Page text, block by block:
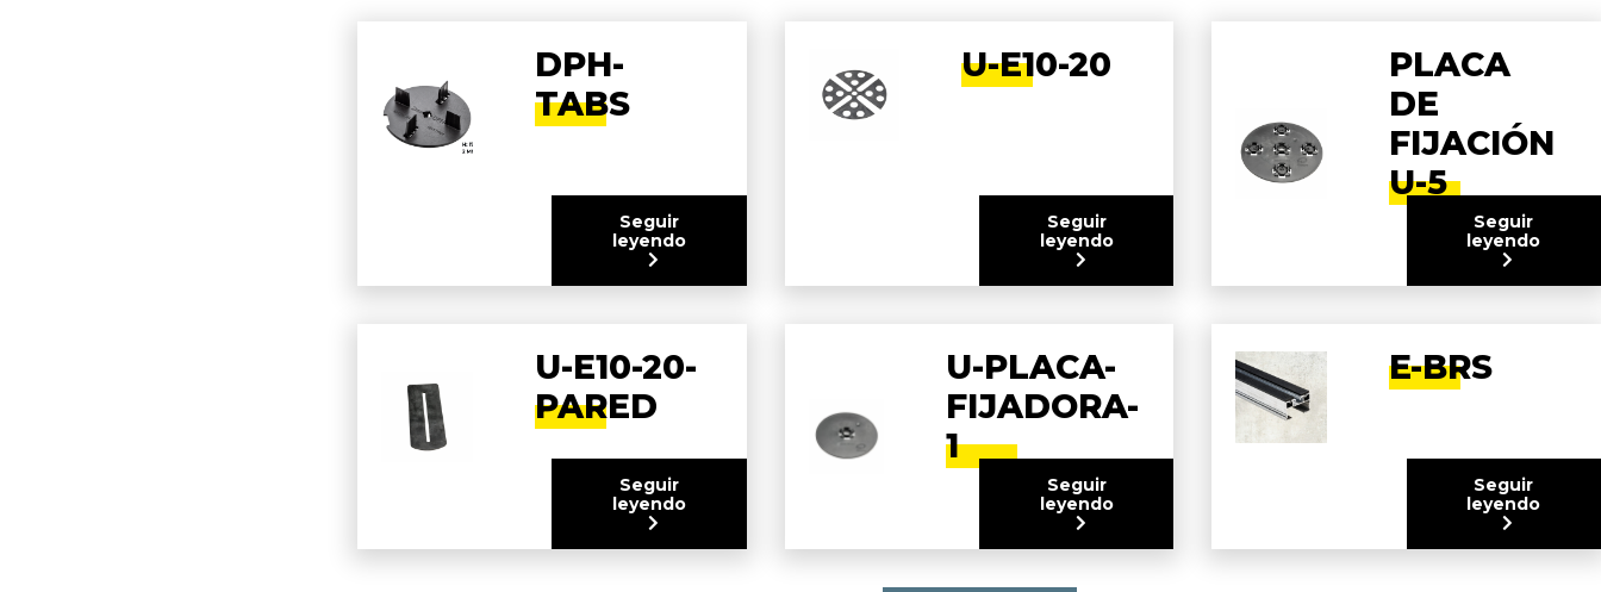
DPH-
TABS
Seguir
leyendo
U-E10-20
Seguir
leyendo
PLACA
DE
FIJACIÓN
U-5
Seguir
leyendo
U-E10-20-
PARED
Seguir
leyendo
U-PLACA-
FIJADORA-
1
Seguir
leyendo
E-BRS
Seguir
leyendo